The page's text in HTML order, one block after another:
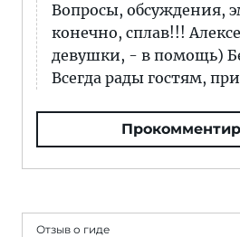
Вопросы, обсуждения,
конечно, сплав!!!
девушки, - в помощь)
Всегда рады гостям,
Отзыв о гиде